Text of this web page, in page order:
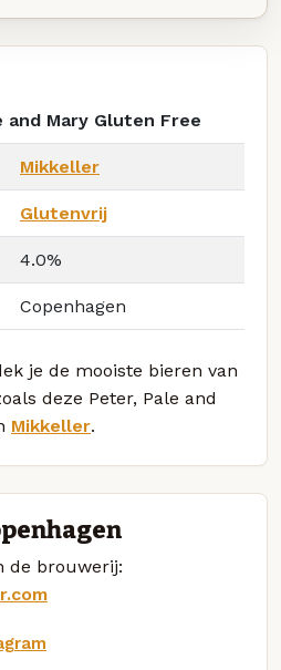
and Mary Gluten Free
Mikkeller
Glutenvrij
4.0%
Copenhagen
je de mooiste bieren van
deze Peter, Pale and
Mikkeller.
de brouwerij: